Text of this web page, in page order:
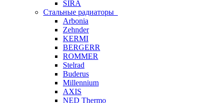
SIRA
Стальные радиаторы
Arbonia
Zehnder
KERMI
BERGERR
ROMMER
Stelrad
Buderus
Millennium
AXIS
NED Thermo